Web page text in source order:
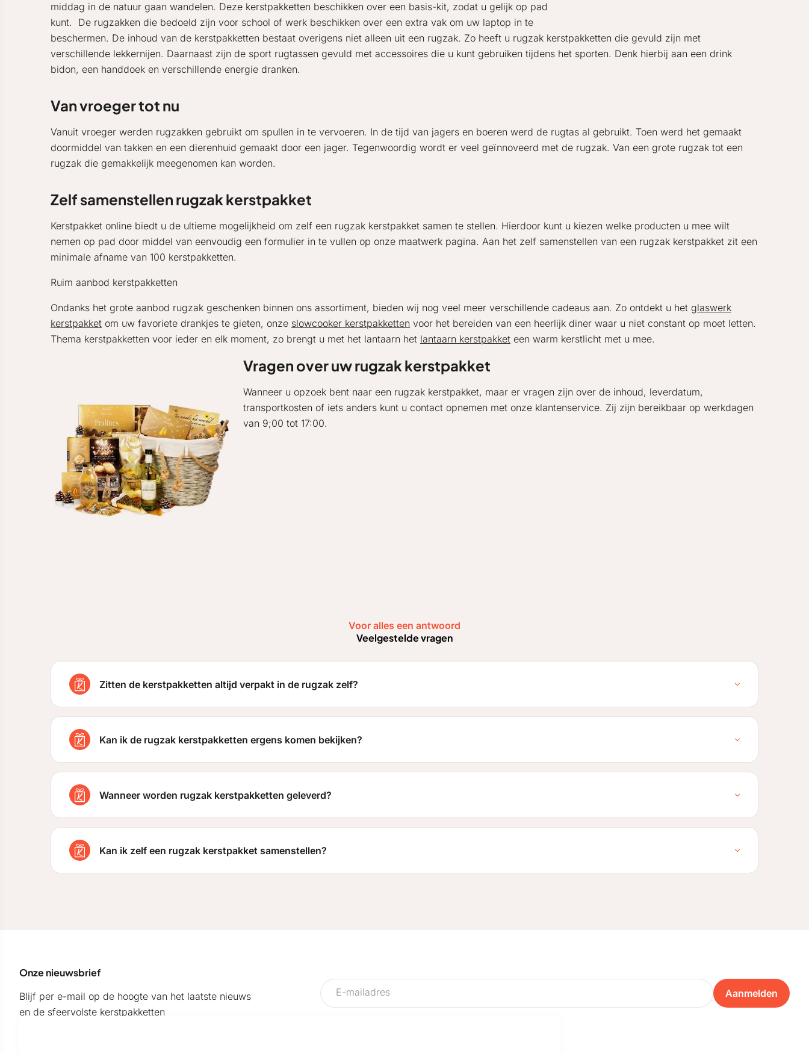
middag in de natuur gaan wandelen. Deze kerstpakketten beschikken over een basis-kit, zodat u gelijk op pad
kunt. De rugzakken die bedoeld zijn voor school of werk beschikken over een extra vak om uw laptop in te
beschermen. De inhoud van de kerstpakketten bestaat overigens niet alleen uit een rugzak. Zo heeft u rugzak kerstpakketten die gevuld zijn met
verschillende lekkernijen. Daarnaast zijn de sport rugtassen gevuld met accessoires die u kunt gebruiken tijdens het sporten. Denk hierbij aan een drink
bidon, een handdoek en verschillende energie dranken.
Van vroeger tot nu
Vanuit vroeger werden rugzakken gebruikt om spullen in te vervoeren. In de tijd van jagers en boeren werd de rugtas al gebruikt. Toen werd het gemaakt
doormiddel van takken en een dierenhuid gemaakt door een jager. Tegenwoordig wordt er veel geïnnoveerd met de rugzak. Van een grote rugzak tot een
rugzak die gemakkelijk meegenomen kan worden.
Zelf samenstellen rugzak kerstpakket
Kerstpakket online biedt u de ultieme mogelijkheid om zelf een rugzak kerstpakket samen te stellen. Hierdoor kunt u kiezen welke producten u mee wilt
nemen op pad door middel van eenvoudig een formulier in te vullen op onze maatwerk pagina. Aan het zelf samenstellen van een rugzak kerstpakket zit een
minimale afname van 100 kerstpakketten.
Ruim aanbod kerstpakketten
Ondanks het grote aanbod rugzak geschenken binnen ons assortiment, bieden wij nog veel meer verschillende cadeaus aan. Zo ontdekt u het glaswerk
kerstpakket om uw favoriete drankjes te gieten, onze slowcooker kerstpakketten voor het bereiden van een heerlijk diner waar u niet constant op moet letten.
Thema kerstpakketten voor ieder en elk moment, zo brengt u met het lantaarn het lantaarn kerstpakket een warm kerstlicht met u mee.
Vragen over uw rugzak kerstpakket
Wanneer u opzoek bent naar een rugzak kerstpakket, maar er vragen zijn over de inhoud, leverdatum,
transportkosten of iets anders kunt u contact opnemen met onze klantenservice. Zij zijn bereikbaar op werkdagen
van 9;00 tot 17:00.
Voor alles een antwoord
Veelgestelde vragen
Zitten de kerstpakketten altijd verpakt in de rugzak zelf?
Kan ik de rugzak kerstpakketten ergens komen bekijken?
Wanneer worden rugzak kerstpakketten geleverd?
Kan ik zelf een rugzak kerstpakket samenstellen?
Onze nieuwsbrief
Blijf per e-mail op de hoogte van het laatste nieuws
en de sfeervolste kerstpakketten
Aanmelden